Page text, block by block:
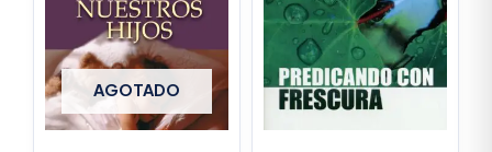
AGOTADO
was:
$61.600.
is:
$58.520.